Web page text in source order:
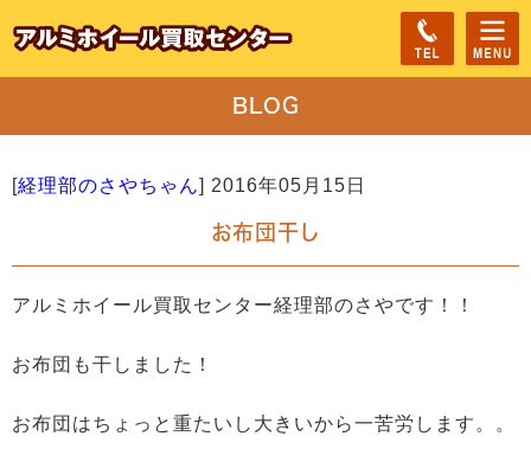
BLOG
[経理部のさやちゃん] 2016年05月15日
お布団干し
アルミホイール買取センター経理部のさやです！！
お布団も干しました！
お布団はちょっと重たいし大きいから一苦労します。。